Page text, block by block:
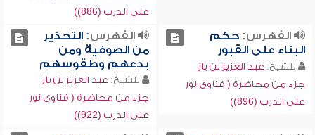
على الدرب (886))
الفهرس:حكم
البناء على القبور
للشيخ: عبد العزيز بن باز
جزء من محاضرة ( فتاوى نور
على الدرب (896))
الفهرس:التحذير
من الصوفية ومن
بدعهم وطقوسهم
للشيخ: عبد العزيز بن باز
جزء من محاضرة ( فتاوى نور
على الدرب (922))